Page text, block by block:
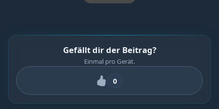
Gefällt dir der Beitrag?
Einmal pro Gerät.
0